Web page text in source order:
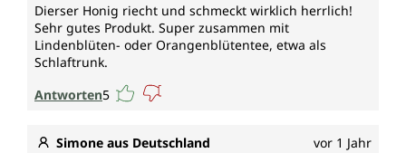
Dierser Honig riecht und schmeckt wirklich herrlich!
Sehr gutes Produkt. Super zusammen mit
Lindenblüten- oder Orangenblütentee, etwa als
Schlaftrunk.
Antworten5
Simone aus Deutschland vor 1 Jahr